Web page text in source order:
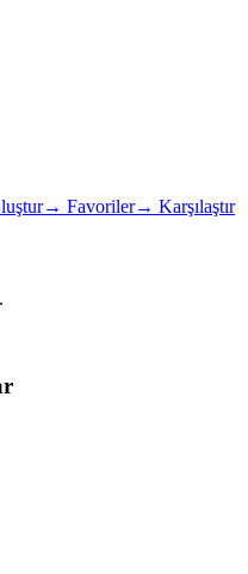
→ Favoriler→ Karşılaştır